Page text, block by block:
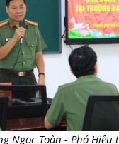
Ngọc Toàn - Phó